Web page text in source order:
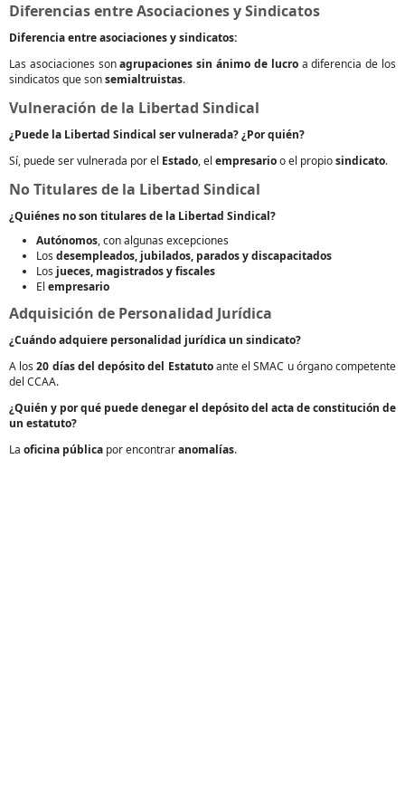
Diferencias entre Asociaciones y Sindicatos
Diferencia entre asociaciones y sindicatos:
Las asociaciones sonagrupaciones sin ánimo de lucroa diferencia de los
sindicatos que sonsemialtruistas.
Vulneración de la Libertad Sindical
¿Puede la Libertad Sindical ser vulnerada? ¿Por quién?
Sí, puede ser vulnerada por el Estado, el empresarioo el propiosindicato.
No Titulares de la Libertad Sindical
¿Quiénes no son titulares de la Libertad Sindical?
Autónomos, con algunas excepciones
Los desempleados, jubilados, parados y discapacitados
Los jueces, magistrados y fiscales
El empresario
Adquisición de Personalidad Jurídica
¿Cuándo adquiere personalidad jurídica un sindicato?
A los20 días del depósito del Estatutoante el SMAC u órgano competente
del CCAA.
¿Quién y por qué puede denegar el depósito del acta de constitución de
un estatuto?
La oficina pública por encontraranomalías.